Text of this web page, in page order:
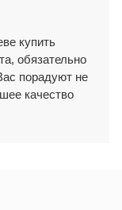
купить
обязательно
порадуют не
качество